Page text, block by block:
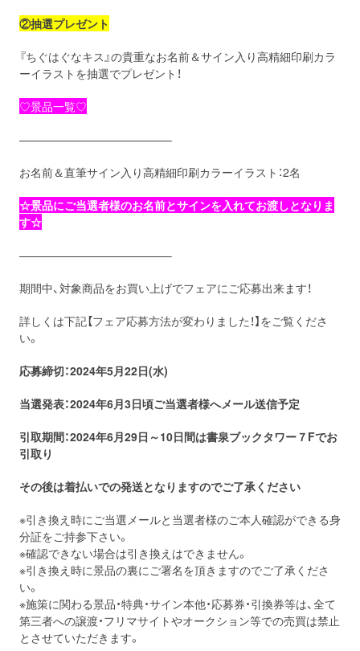
②抽選プレゼント
『ちぐはぐなキス』の貴重なお名前＆サイン入り高精細印刷カラ
ーイラストを抽選でプレゼント！
♡景品一覧♡
—————————————–
お名前＆直筆サイン入り高精細印刷カラーイラスト：2名
☆景品にご当選者様のお名前とサインを入れてお渡しとなりま
す☆
—————————————–
期間中、対象商品をお買い上げでフェアにご応募出来ます！
詳しくは下記【フェア応募方法が変わりました！】をご覧くださ
い。
応募締切：2024年5月22日(水)
当選発表：2024年6月3日頃ご当選者様へメール送信予定
引取期間：2024年6月29日～10日間は書泉ブックタワー７Fでお
引取り
その後は着払いでの発送となりますのでご了承ください
※引き換え時にご当選メールと当選者様のご本人確認ができる身
分証をご持参下さい。
※確認できない場合は引き換えはできません。
※引き換え時に景品の裏にご署名を頂きますのでご了承くださ
い。
※施策に関わる景品・特典・サイン本他・応募券・引換券等は、全て
第三者への譲渡・フリマサイトやオークション等での売買は禁止
とさせていただきます。